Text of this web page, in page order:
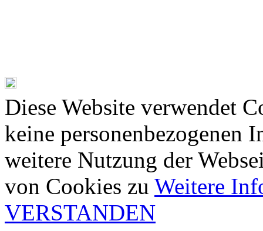
Diese Website verwendet
keine personenbezogenen
weitere Nutzung der
von Cookies zu Weitere
VERSTANDEN